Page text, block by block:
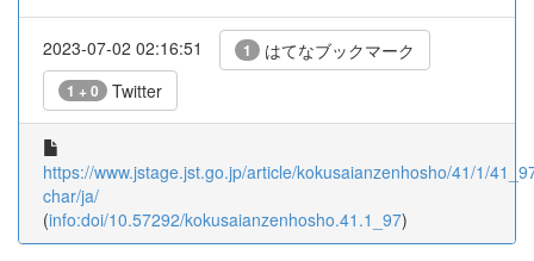
2023-07-02 02:16:51 1 はてなブックマーク
1 + 0 Twitter
https://www.jstage.jst.go.jp/article/kokusaianzenhosho/41/1/
char/ja/
(info:doi/10.57292/kokusaianzenhosho.41.1_97)